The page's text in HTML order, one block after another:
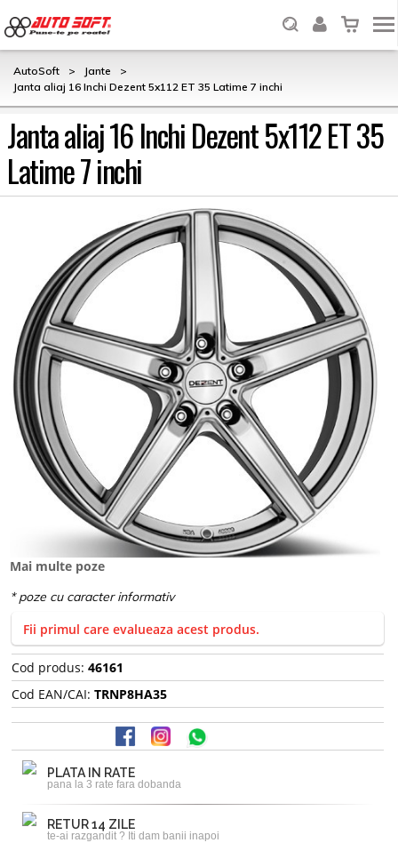
AutoSoft > Jante
>
Janta aliaj 16 Inchi Dezent 5x112 ET 35 Latime 7 inchi
Janta aliaj 16 Inchi Dezent 5x112 ET 35
Latime 7 inchi
Mai multe poze
Fii primul care evalueaza acest produs.
Cod produs: 46161
Cod EAN/CAI: TRNP8HA35
PLATA IN RATE
pana la 3 rate fara dobanda
RETUR 14 ZILE
te-ai razgandit ? Iti dam banii inapoi